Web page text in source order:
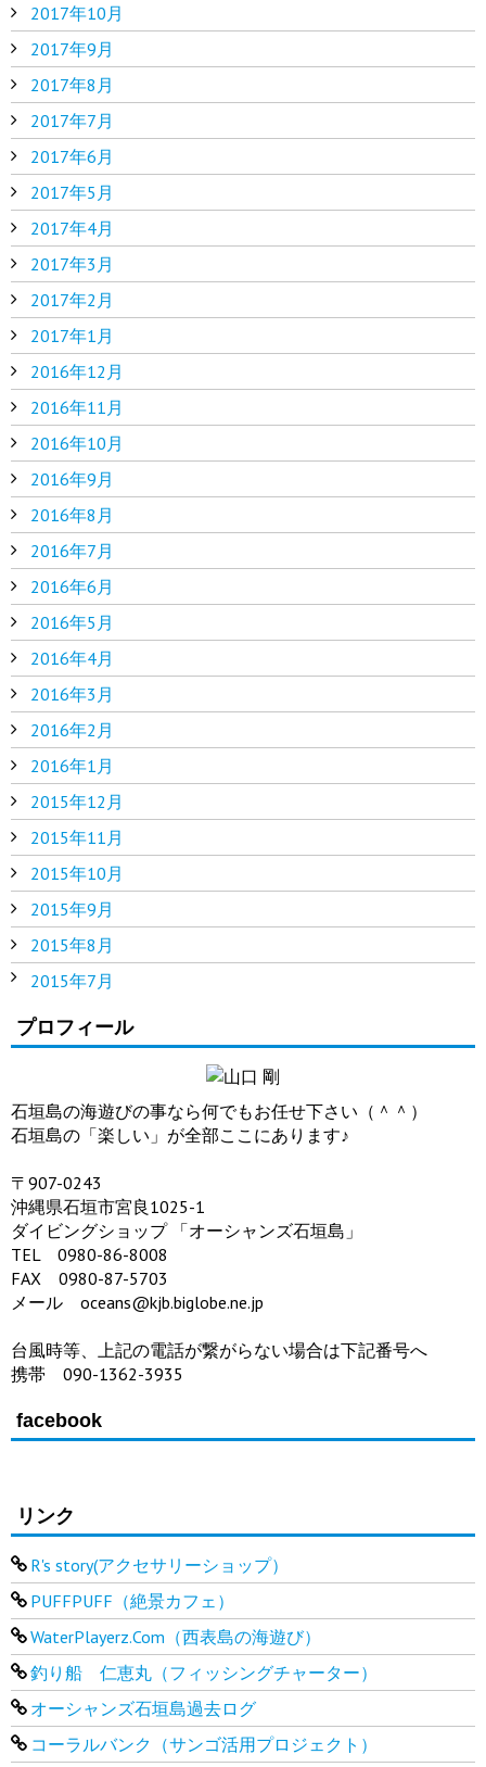
2017年10月
2017年9月
2017年8月
2017年7月
2017年6月
2017年5月
2017年4月
2017年3月
2017年2月
2017年1月
2016年12月
2016年11月
2016年10月
2016年9月
2016年8月
2016年7月
2016年6月
2016年5月
2016年4月
2016年3月
2016年2月
2016年1月
2015年12月
2015年11月
2015年10月
2015年9月
2015年8月
2015年7月
プロフィール
石垣島の海遊びの事なら何でもお任せ下さい（＾＾）
石垣島の「楽しい」が全部ここにあります♪
〒907-0243
沖縄県石垣市宮良1025-1
ダイビングショップ 「オーシャンズ石垣島」
TEL 0980-86-8008
FAX 0980-87-5703
メール oceans@kjb.biglobe.ne.jp
台風時等、上記の電話が繋がらない場合は下記番号へ
携帯 090-1362-3935
facebook
リンク
R's story(アクセサリーショップ）
PUFFPUFF（絶景カフェ）
WaterPlayerz.Com（西表島の海遊び）
釣り船 仁恵丸（フィッシングチャーター）
オーシャンズ石垣島過去ログ
コーラルバンク（サンゴ活用プロジェクト）